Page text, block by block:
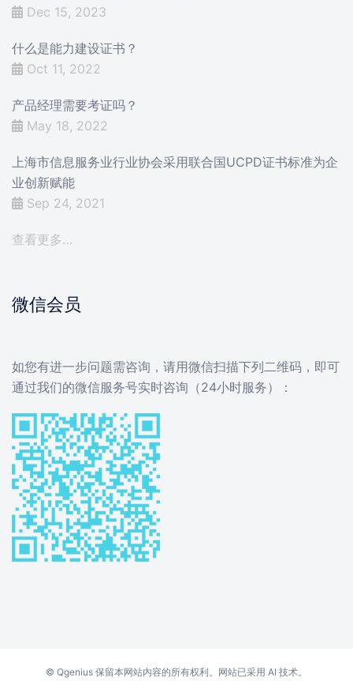
Dec 15, 2023
什么是能力建设证书？
Oct 11, 2022
产品经理需要考证吗？
May 18, 2022
上海市信息服务业行业协会采用联合国UCPD证书标准为企
业创新赋能
Sep 24, 2021
查看更多…
微信会员
如您有进一步问题需咨询，请用微信扫描下列二维码，即可
通过我们的微信服务号实时咨询（24小时服务）：
© Qgenius 保留本网站内容的所有权利。网站已采用 AI 技术。